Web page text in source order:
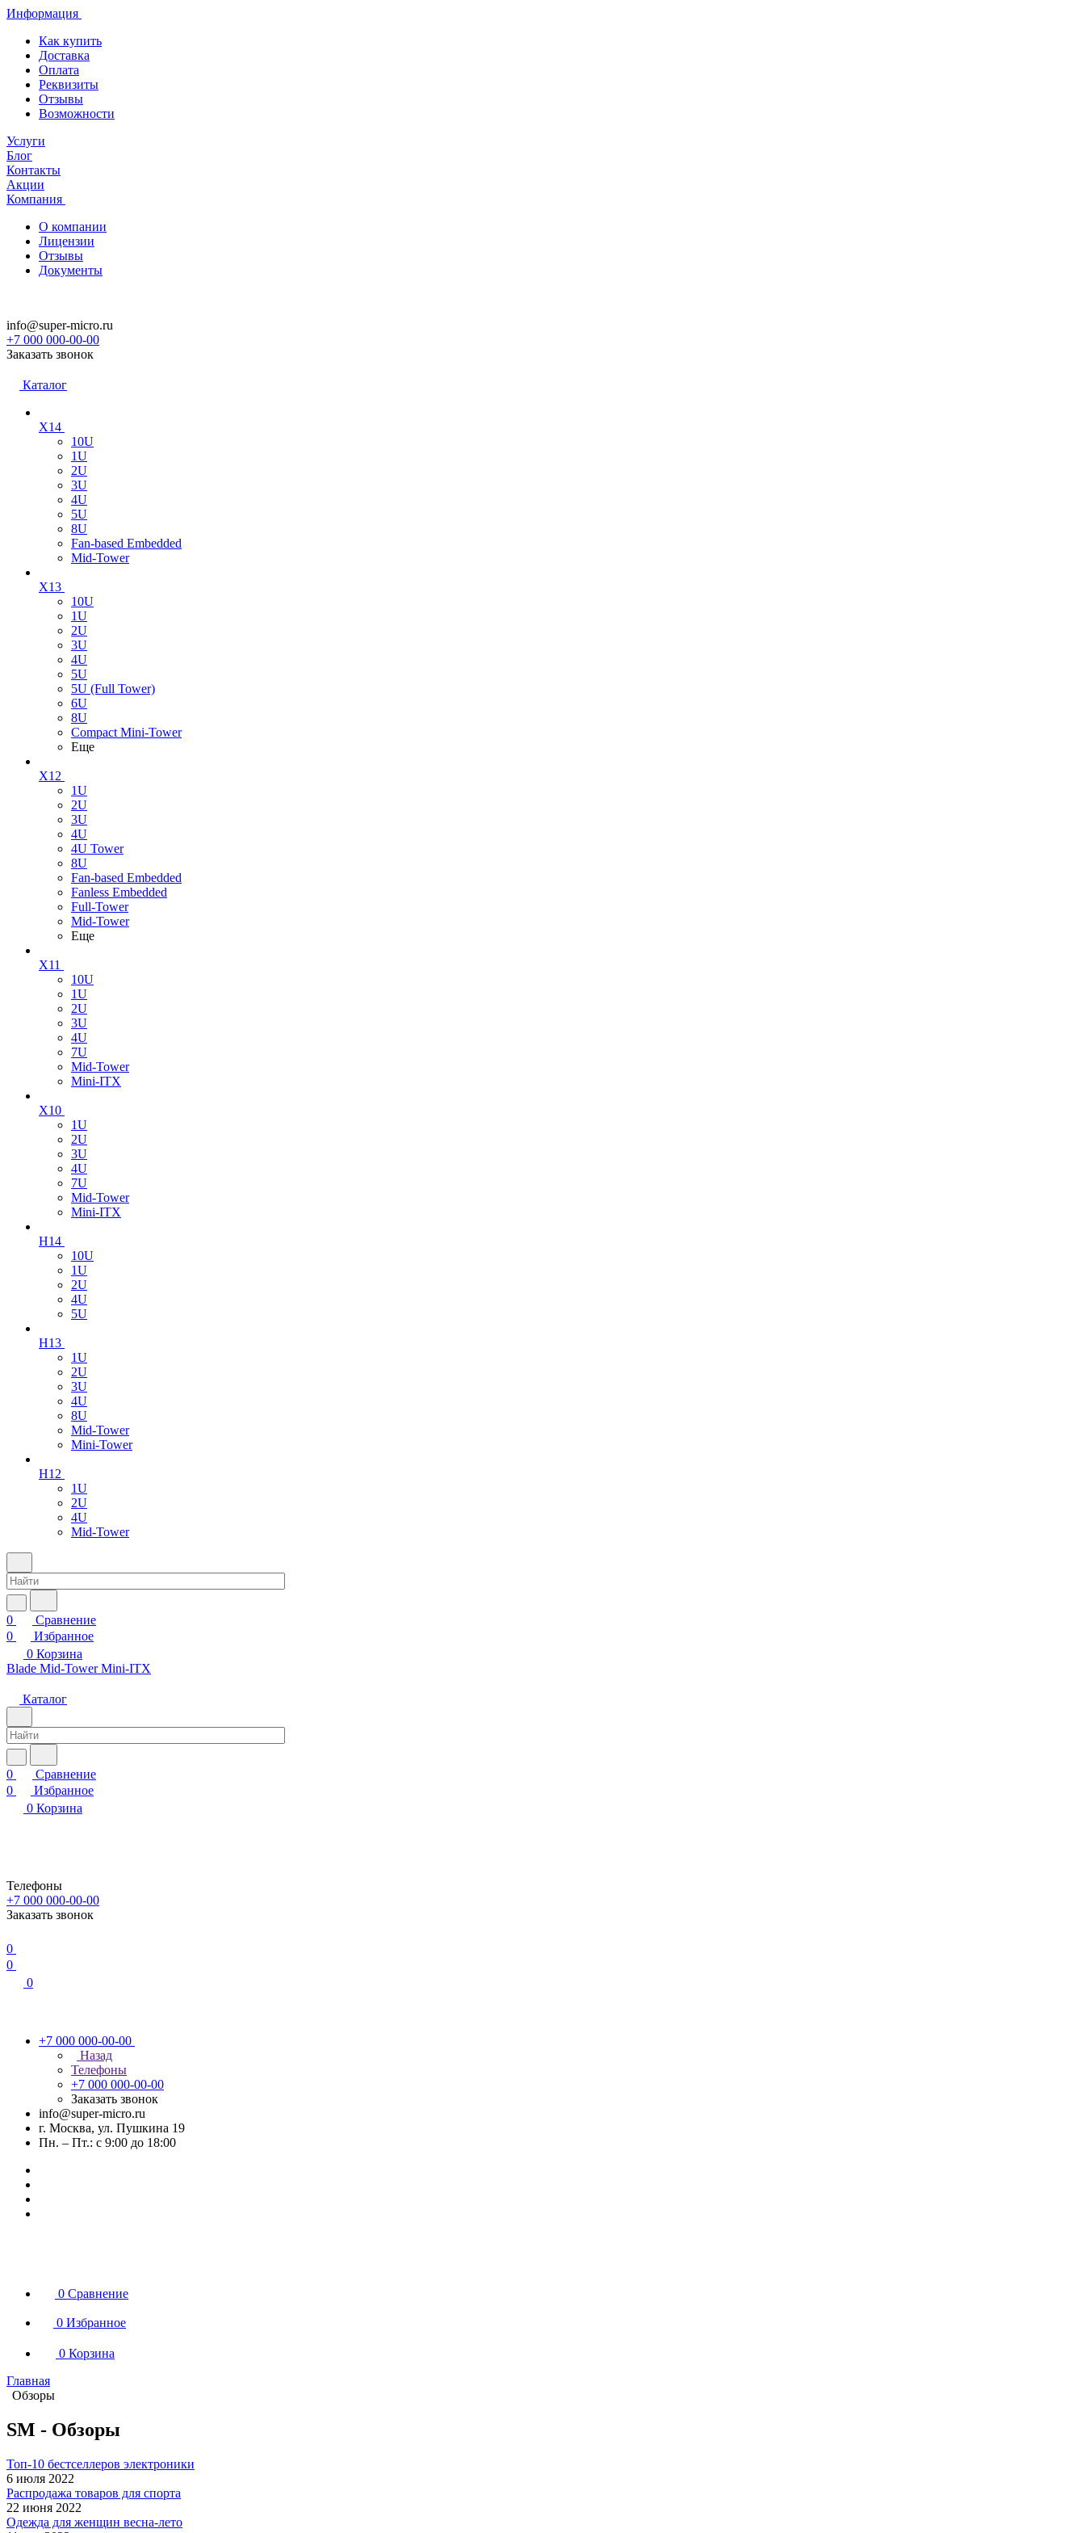
Информация
Как купить
Доставка
Оплата
Реквизиты
Отзывы
Возможности
Услуги
Блог
Контакты
Акции
Компания
О компании
Лицензии
Отзывы
Документы
info@super-micro.ru
+7 000 000-00-00
Заказать звонок
Каталог
X14
10U
1U
2U
3U
4U
5U
8U
Fan-based Embedded
Mid-Tower
X13
10U
1U
2U
3U
4U
5U
5U (Full Tower)
6U
8U
Compact Mini-Tower
Еще
X12
1U
2U
3U
4U
4U Tower
8U
Fan-based Embedded
Fanless Embedded
Full-Tower
Mid-Tower
Еще
X11
10U
1U
2U
3U
4U
7U
Mid-Tower
Mini-ITX
X10
1U
2U
3U
4U
7U
Mid-Tower
Mini-ITX
H14
10U
1U
2U
4U
5U
H13
1U
2U
3U
4U
8U
Mid-Tower
Mini-Tower
H12
1U
2U
4U
Mid-Tower
0
Сравнение
0
Избранное
0 Корзина
Blade Mid-Tower Mini-ITX
Каталог
0
Сравнение
0
Избранное
0 Корзина
Телефоны
+7 000 000-00-00
Заказать звонок
0
0
0
+7 000 000-00-00
Назад
Телефоны
+7 000 000-00-00
Заказать звонок
info@super-micro.ru
г. Москва, ул. Пушкина 19
Пн. – Пт.: с 9:00 до 18:00
0 Сравнение
0 Избранное
0 Корзина
Главная
Обзоры
SM - Обзоры
Топ-10 бестселлеров электроники
6 июля 2022
Распродажа товаров для спорта
22 июня 2022
Одежда для женщин весна-лето